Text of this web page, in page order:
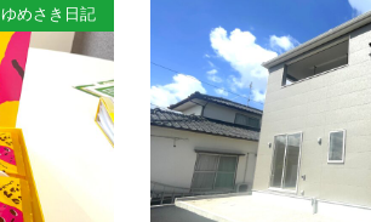
ゆめさき日記